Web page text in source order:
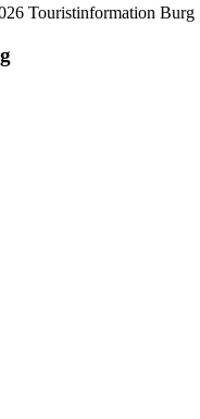
Touristinformation Burg